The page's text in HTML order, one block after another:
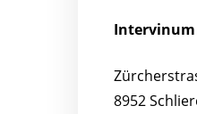
Intervinum
8952